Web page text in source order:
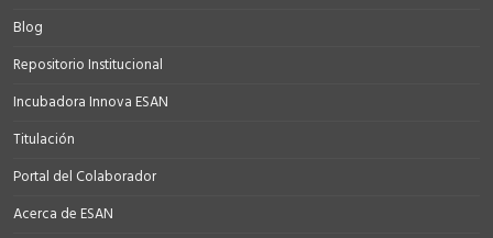
Blog
Repositorio Institucional
Incubadora Innova ESAN
Titulación
Portal del Colaborador
Acerca de ESAN